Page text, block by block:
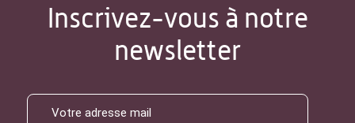
Inscrivez-vous à notre
newsletter